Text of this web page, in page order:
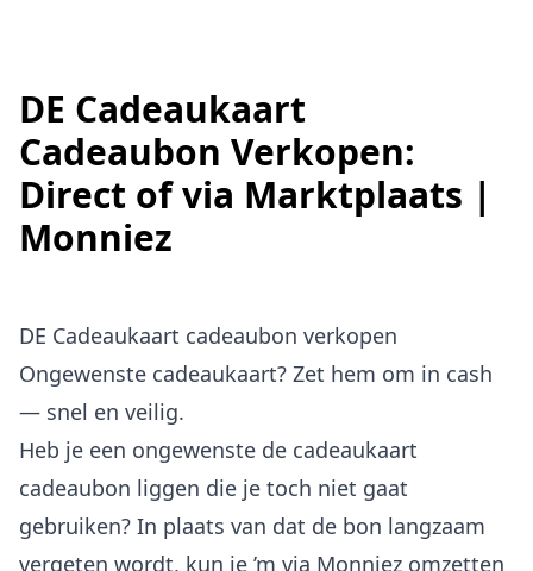
DE Cadeaukaart
Cadeaubon Verkopen:
Direct of via Marktplaats |
Monniez
DE Cadeaukaart cadeaubon verkopen
Ongewenste cadeaukaart? Zet hem om in cash
— snel en veilig.
Heb je een ongewenste de cadeaukaart
cadeaubon liggen die je toch niet gaat
gebruiken? In plaats van dat de bon langzaam
vergeten wordt, kun je ’m via Monniez omzetten